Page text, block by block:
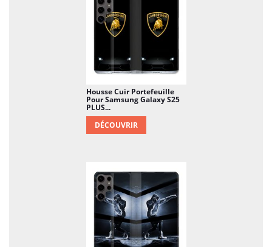
Housse Cuir Portefeuille
Pour Samsung Galaxy S25
PLUS...
DÉCOUVRIR